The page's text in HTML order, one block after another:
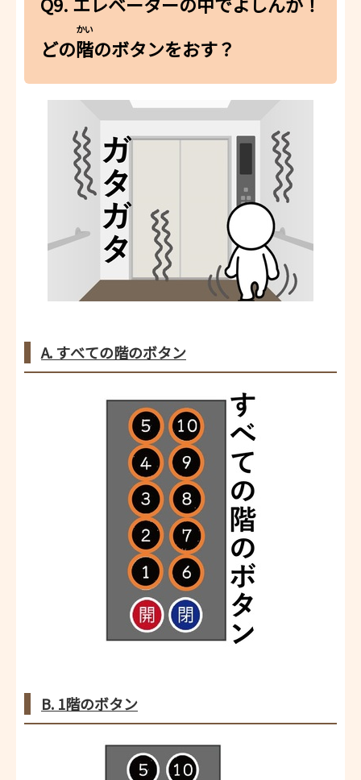
どの階
かい
のボタンをおす？
A. すべての階のボタン
B. 1階のボタン